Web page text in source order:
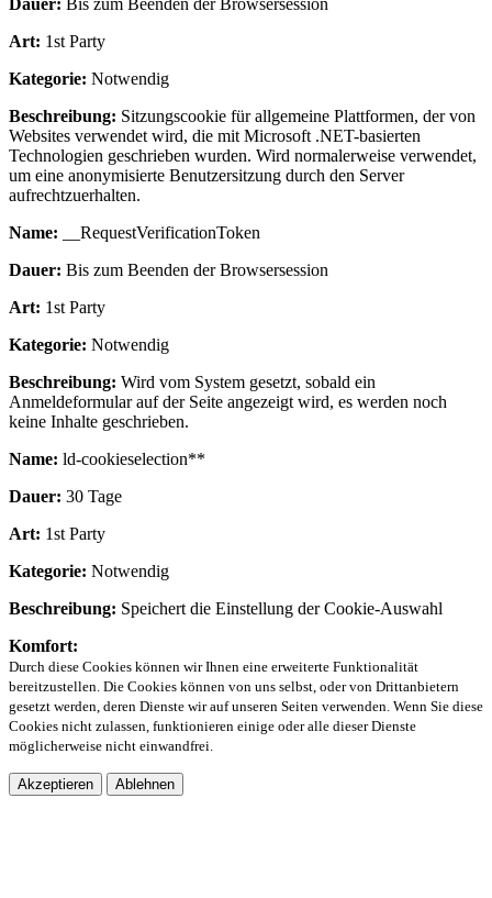
Dauer: Bis zum Beenden der Browsersession
Art: 1st Party
Kategorie: Notwendig
Beschreibung: Sitzungscookie für allgemeine Plattformen, der von
Websites verwendet wird, die mit Microsoft .NET-basierten
Technologien geschrieben wurden. Wird normalerweise verwendet,
um eine anonymisierte Benutzersitzung durch den Server
aufrechtzuerhalten.
Name: __RequestVerificationToken
Dauer: Bis zum Beenden der Browsersession
Art: 1st Party
Kategorie: Notwendig
Beschreibung: Wird vom System gesetzt, sobald ein
Anmeldeformular auf der Seite angezeigt wird, es werden noch
keine Inhalte geschrieben.
Name: ld-cookieselection**
Dauer: 30 Tage
Art: 1st Party
Kategorie: Notwendig
Beschreibung: Speichert die Einstellung der Cookie-Auswahl
Komfort:
Durch diese Cookies können wir Ihnen eine erweiterte Funktionalität
bereitzustellen. Die Cookies können von uns selbst, oder von Drittanbietern
gesetzt werden, deren Dienste wir auf unseren Seiten verwenden. Wenn Sie diese
Cookies nicht zulassen, funktionieren einige oder alle dieser Dienste
möglicherweise nicht einwandfrei.
Akzeptieren Ablehnen